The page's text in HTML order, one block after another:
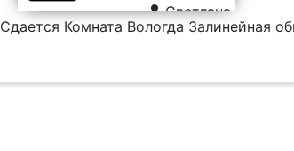
Светлана
Сдается Комната Вологда Залинейная